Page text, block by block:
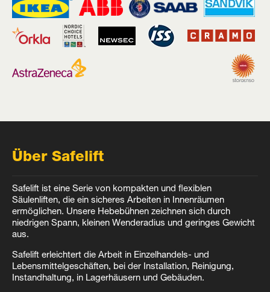
Über Safelift
Safelift ist eine Serie von kompakten und flexiblen
Säulenliften, die ein sicheres Arbeiten in Innenräumen
ermöglichen. Unsere Hebebühnen zeichnen sich durch
niedrigen Spann, kleinen Wenderadius und geringes Gewicht
aus.
Safelift erleichtert die Arbeit in Einzelhandels- und
Lebensmittelgeschäften, bei der Installation, Reinigung,
Instandhaltung, in Lagerhäusern und Gebäuden.